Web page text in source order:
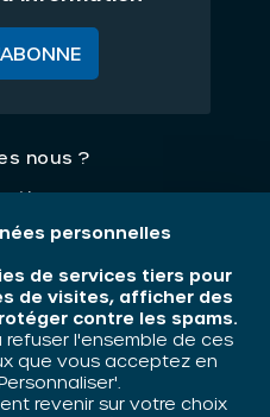
nous ?
légales
droits réservés
personnelles
de services tiers pour
de visites, afficher des
contre les spams.
l'ensemble de ces
que vous acceptez en
revenir sur votre choix